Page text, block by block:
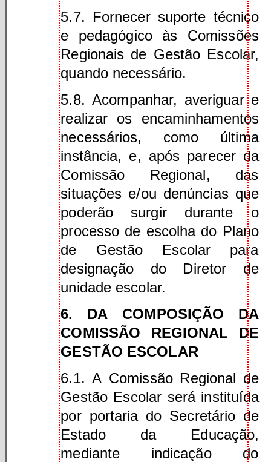
5.7. Fornecer suporte técnico
e pedagógico às Comissões
Regionais de Gestão Escolar,
quando necessário.
5.8. Acompanhar, averiguar e
realizar os encaminhamentos
necessários, como última
instância, e, após parecer da
Comissão Regional, das
situações e/ou denúncias que
poderão surgir durante o
processo de escolha do Plano
de Gestão Escolar para
designação do Diretor de
unidade escolar.
6. DA COMPOSIÇÃO DA
COMISSÃO REGIONAL DE
GESTÃO ESCOLAR
6.1. A Comissão Regional de
Gestão Escolar será instituída
por portaria do Secretário de
Estado da Educação,
mediante indicação do